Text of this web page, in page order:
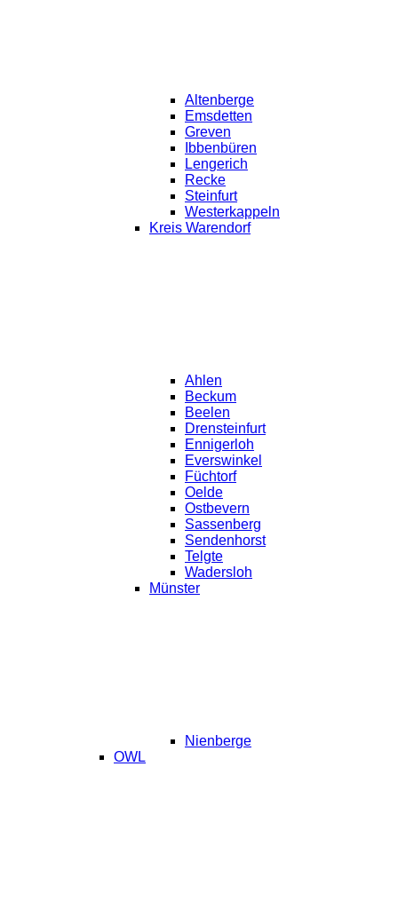
Altenberge
Emsdetten
Greven
Ibbenbüren
Lengerich
Recke
Steinfurt
Westerkappeln
Kreis Warendorf
Ahlen
Beckum
Beelen
Drensteinfurt
Ennigerloh
Everswinkel
Füchtorf
Oelde
Ostbevern
Sassenberg
Sendenhorst
Telgte
Wadersloh
Münster
Nienberge
OWL